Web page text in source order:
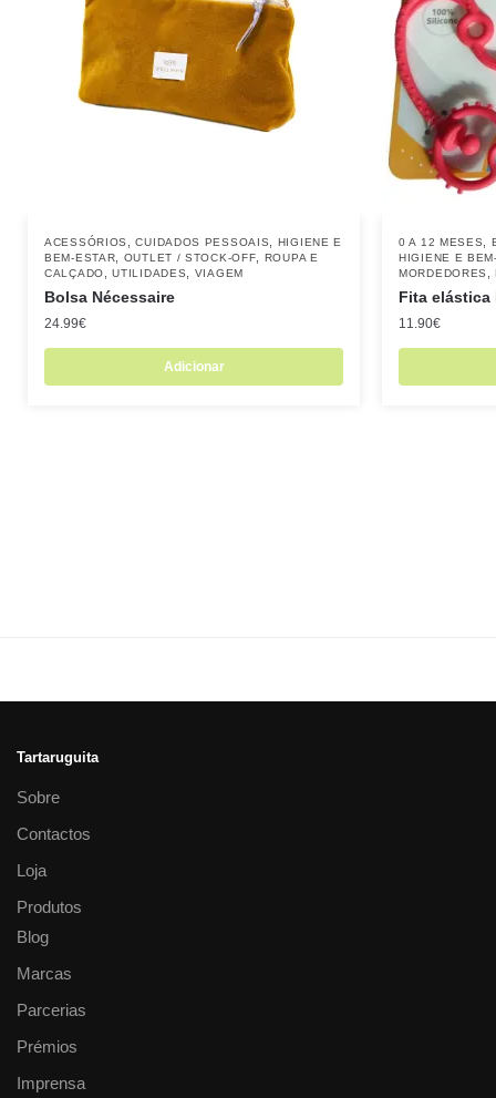
ACESSÓRIOS ,CUIDADOS PESSOAIS
HIGIENE E
BEM-ESTAR
OUTLET / STOCK-OFF
ROUPA E
CALÇADO
,UTILIDADES VIAGEM
Bolsa Nécessaire
24.99€
Adicionar
0 A 12 MESES
HIGIENE E
MORDEDORES
,
Fita elástica
11.90€
Tartaruguita
Sobre
Contactos
Loja
Produtos
Blog
Marcas
Parcerias
Prémios
Imprensa